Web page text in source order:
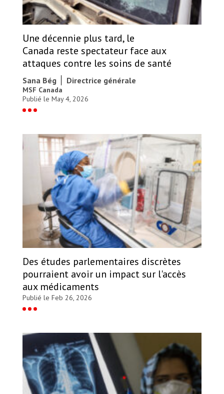
Une décennie plus tard, le
Canada reste spectateur face aux
attaques contre les soins de santé
Sana Bég Directrice générale
MSF Canada
Publié le May 4, 2026
Des études parlementaires discrètes
pourraient avoir un impact sur l'accès
aux médicaments
Publié le Feb 26, 2026